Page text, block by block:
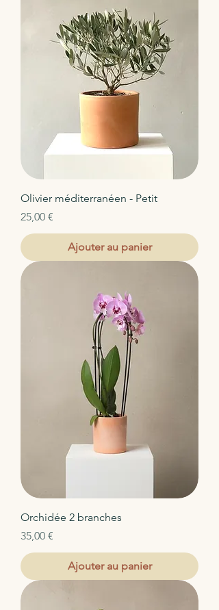
Olivier méditerranéen - Petit
Prix
25,00 €
Ajouter au panier
Orchidée 2 branches
Prix
35,00 €
Ajouter au panier